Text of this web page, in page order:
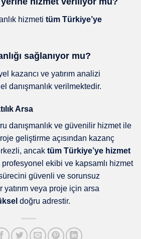
hizmeti tüm Türkiye’ye
sağlanıyor mu?
kazancı ve yatırım analizi
danışmanlık verilmektedir.
Arsa
danışmanlık ve güvenilir hizmet ile
geliştirme açısından kazanç
ancak tüm Türkiye’ye hizmet
profesyonel ekibi ve kapsamlı hizmet
güvenli ve sorunsuz
veya proje için arsa
doğru adrestir.